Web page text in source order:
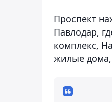
Проспект
Павлодар,
комплекс,
жилые дома,